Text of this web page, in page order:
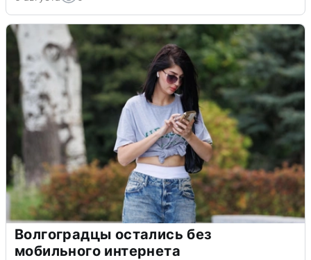
Волгоградцы остались без
мобильного интернета